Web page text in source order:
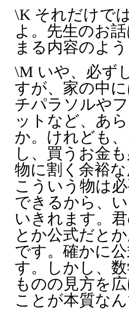
\K それだけで
よ。先生のお
まる内容のよ
\M いや、必ず
すが、家の中
チパラソルや
ットなど、あ
か。けれども
し、買うお金
物に割く余裕
こういう物は
できるから、
いきれます。
とか公式だと
です。確かに
す。しかし、
ものの見方を
ことが本質な